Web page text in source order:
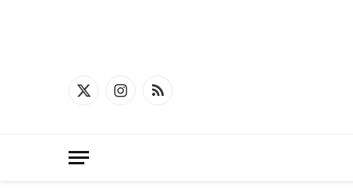
X
InstagramRSS